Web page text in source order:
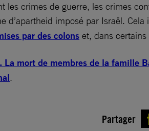
les crimes de guerre, les crimes
d’apartheid imposé par Israël.
par des colons et, dans
La mort de membres de la famille
.
Partager